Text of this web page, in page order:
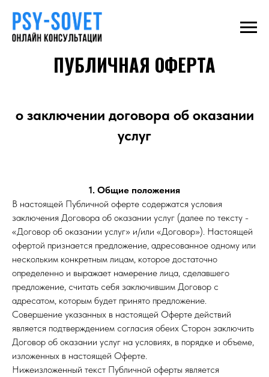
ПУБЛИЧНАЯ ОФЕРТА
о заключении договора об оказании
услуг
1. Общие положения
В настоящей Публичной оферте содержатся условия
заключения Договора об оказании услуг (далее по тексту -
«Договор об оказании услуг» и/или «Договор»). Настоящей
офертой признается предложение, адресованное одному или
нескольким конкретным лицам, которое достаточно
определенно и выражает намерение лица, сделавшего
предложение, считать себя заключившим Договор с
адресатом, которым будет принято предложение.
Совершение указанных в настоящей Оферте действий
является подтверждением согласия обеих Сторон заключить
Договор об оказании услуг на условиях, в порядке и объеме,
изложенных в настоящей Оферте.
Нижеизложенный текст Публичной оферты является